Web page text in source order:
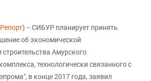
) -- СИБУР планирует принять
об экономической
строительства Амурского
технологически связанного с
в конце 2017 года, заявил